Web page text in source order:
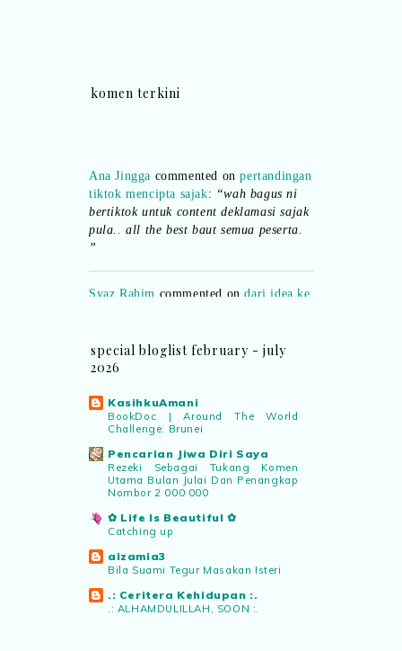
komen terkini
tiktok mencipta sajak:“wah bagus ni
bertiktok untuk content deklamasi sajak
pula.. all the best baut semua peserta.
”
Syaz Rahimcommented ondari idea ke
realiti mencipta permainan:“Selain
dan teknologi digital terbaik!”
pertandingan tiktok mencipta sajak
“Menarik sungguh Pertandingan TikTok
Mencipta Sajak Kemerdekaan 2026 dari
PNM ni! Platform terbaik serlahkan
bakat puisi kebangsaan dan
patriotisme.”
pertandingan tiktok mencipta sajak
“Menarik..tapi lama tak mengarang
rasa kurang ideanya.”
special bloglist february - july
2026
KasihkuAmani
BookDoc | Around The World
Challenge: Brunei
Pencarian Jiwa Diri Saya
Rezeki Sebagai Tukang Komen
Utama Bulan Julai Dan Penangkap
Nombor 2 000 000
✿ Life Is Beautiful ✿
Catching up
aizamia3
Bila Suami Tegur Masakan Isteri
.: Ceritera Kehidupan :.
.: ALHAMDULILLAH, SOON :.